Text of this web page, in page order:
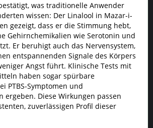
was traditionelle Anwender
wissen: Der Linalool in Mazar-i-
gezeigt, dass er die Stimmung hebt,
Gehirnchemikalien wie Serotonin und
Er beruhigt auch das Nervensystem,
entspannenden Signale des Körpers
Angst führt. Klinische Tests mit
haben sogar spürbare
PTBS-Symptomen und
ergeben. Diese Wirkungen passen
zuverlässigen Profil dieser